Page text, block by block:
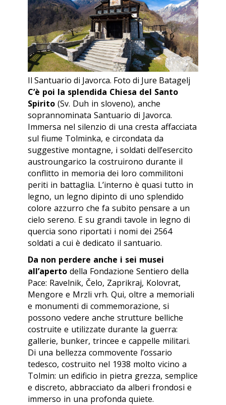
Il Santuario di Javorca. Foto di Jure Batagelj
C’è poi la splendida Chiesa del Santo
Spirito (Sv. Duh in sloveno), anche
soprannominata Santuario di Javorca.
Immersa nel silenzio di una cresta affacciata
sul fiume Tolminka, e circondata da
suggestive montagne, i soldati dell’esercito
austroungarico la costruirono durante il
conflitto in memoria dei loro commilitoni
periti in battaglia. L’interno è quasi tutto in
legno, un legno dipinto di uno splendido
colore azzurro che fa subito pensare a un
cielo sereno. E su grandi tavole in legno di
quercia sono riportati i nomi dei 2564
soldati a cui è dedicato il santuario.
Da non perdere anche i sei musei
all’aperto della Fondazione Sentiero della
Pace: Ravelnik, Čelo, Zaprikraj, Kolovrat,
Mengore e Mrzli vrh. Qui, oltre a memoriali
e monumenti di commemorazione, si
possono vedere anche strutture belliche
costruite e utilizzate durante la guerra:
gallerie, bunker, trincee e cappelle militari.
Di una bellezza commovente l’ossario
tedesco, costruito nel 1938 molto vicino a
Tolmin: un edificio in pietra grezza, semplice
e discreto, abbracciato da alberi frondosi e
immerso in una profonda quiete.